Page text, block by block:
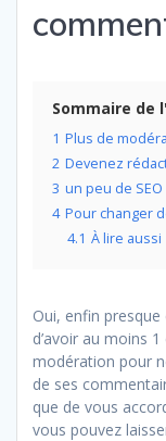
Sommaire de
1 Plus de
2 Devenez
3 un peu de SEO
4 Pour changer
4.1 À lire aussi
Oui, enfin
d’avoir au moins
modération pour
de ses
que de vous
vous pouvez